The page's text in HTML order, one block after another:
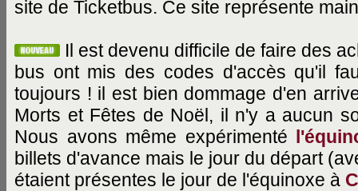
site de Ticketbus. Ce site représente
Il est devenu difficile de faire des
bus ont mis des codes d'accès qu'il
toujours ! il est bien dommage d'en
Morts et Fêtes de Noël, il n'y a aucun
Nous avons même expérimenté
billets d'avance mais le jour du départ
étaient présentes le jour de l'équinoxe à